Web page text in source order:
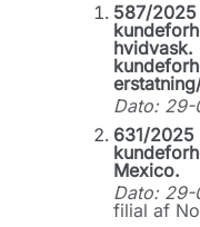
587/2025
hvidvask.
Dato:
631/2025
Mexico.
Dato:
filial af